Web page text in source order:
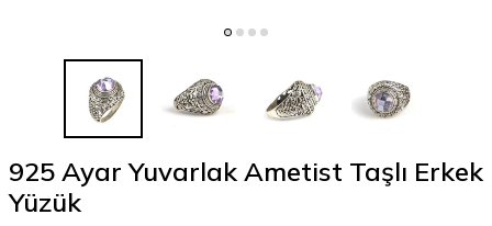
925 Ayar Yuvarlak Ametist Taşlı Erkek
Yüzük